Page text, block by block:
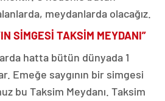
meydanlarda olacağız.
SİMGESİ TAKSİM MEYDANI”
hatta bütün dünyada 1
Emeğe saygının bir simgesi
bu Taksim Meydanı. Taksim